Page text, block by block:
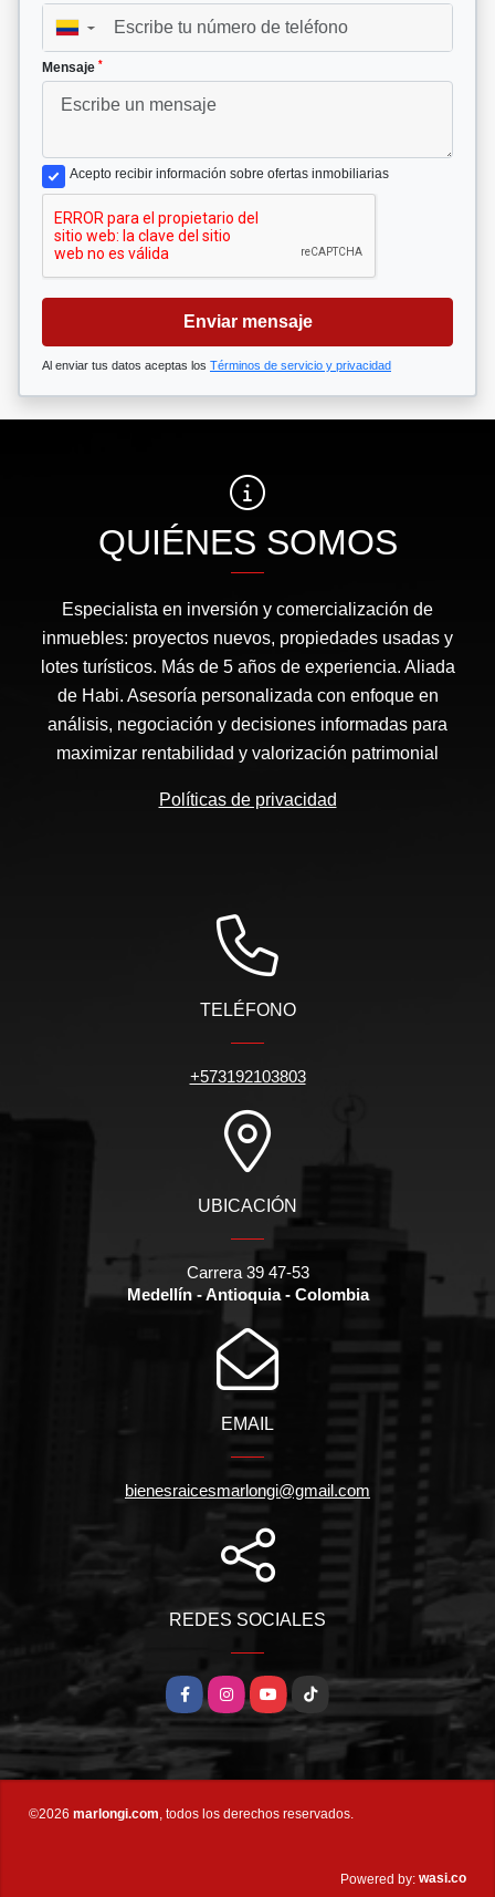
▼
Mensaje *
Acepto recibir información sobre ofertas inmobiliarias
Enviar mensaje
Al enviar tus datos aceptas los Términos de servicio y privacidad
QUIÉNES SOMOS
Especialista en inversión y comercialización de
inmuebles: proyectos nuevos, propiedades usadas y
lotes turísticos. Más de 5 años de experiencia. Aliada
de Habi. Asesoría personalizada con enfoque en
análisis, negociación y decisiones informadas para
maximizar rentabilidad y valorización patrimonial
Políticas de privacidad
TELÉFONO
+573192103803
UBICACIÓN
Carrera 39 47-53
Medellín - Antioquia - Colombia
EMAIL
bienesraicesmarlongi@gmail.com
REDES SOCIALES
FacebookInstagramYouTubeTikTok
©2026 marlongi.com, todos los derechos reservados.
Powered by: wasi.co